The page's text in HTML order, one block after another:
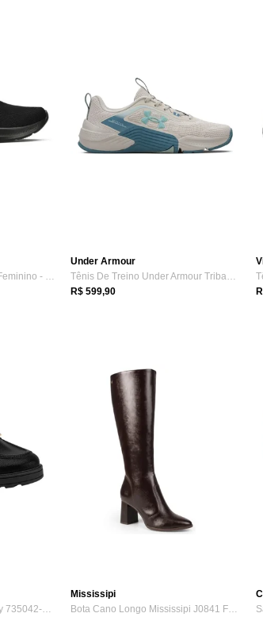
Tênis Olympikus Flutua 2 Feminino - Preto/Preto
Under Armour
Tênis De Treino Under Armour Tribase Reps 2 SE
R$ 599,90
Mocassim Loafer Piccadilly 735042-1 Femi...
Mississipi
Bota Cano Longo Mississipi J0841 Feminina - Café